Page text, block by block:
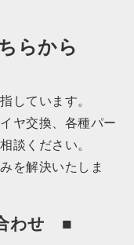
らから
しています。
ヤ交換、各種パー
談ください。
を解決いたしま
わせ